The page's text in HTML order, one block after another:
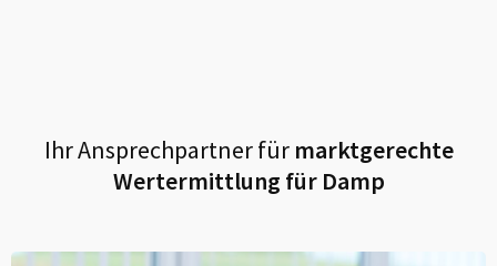
Ihr Ansprechpartner fürmarktgerechte
Wertermittlung für Damp